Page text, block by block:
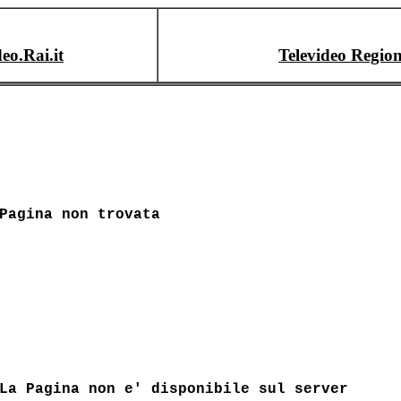
Televideo
Pagina non trovata
La Pagina non e' disponibile sul server